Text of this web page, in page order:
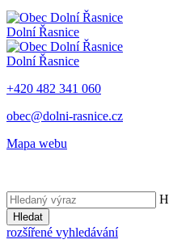
Dolní Řasnice
Dolní Řasnice
+420 482 341 060
obec@dolni-rasnice.cz
Mapa webu
Hledat
rozšířené vyhledávání